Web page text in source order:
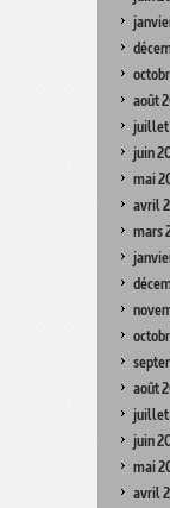
août
juillet
juin
mai
avril
mars
août
juillet
juin
mai
avril